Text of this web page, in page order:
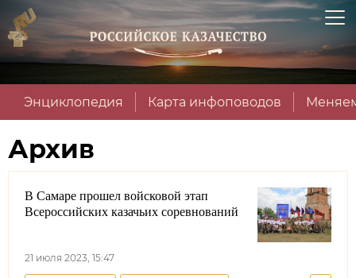
Энциклопедия Карта инфоповодов
Архив
В Самаре прошел войсковой этап
Всероссийских казачьих соревнований
21 июля 2023, 15:47